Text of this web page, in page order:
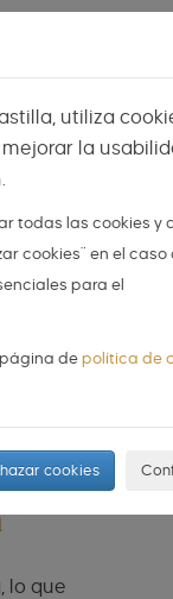
MES
día
lo que
utiliza
la
todas las cookies y
cookies" en el caso
para el
depolítica de
cookies